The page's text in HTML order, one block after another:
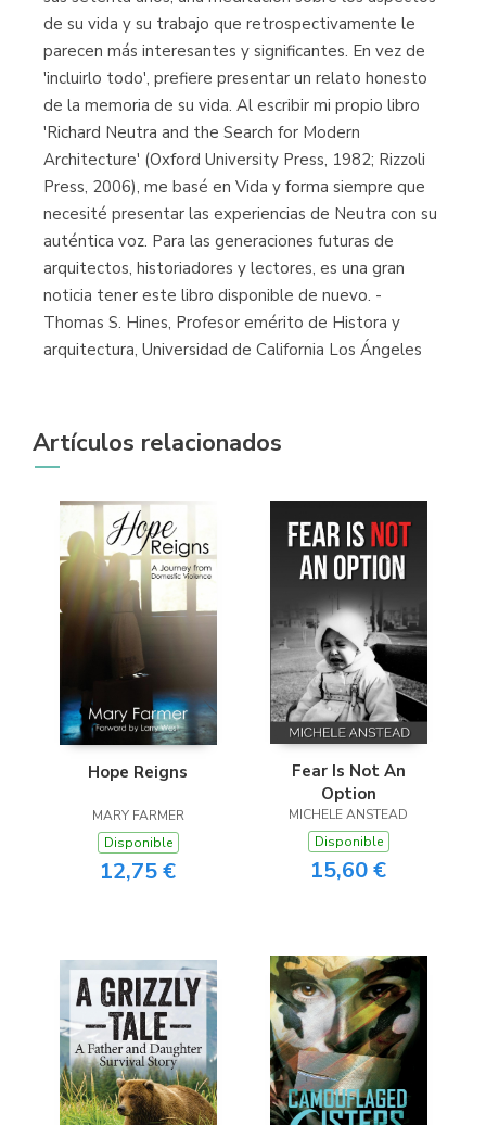
de su vida y su trabajo que retrospectivamente le
parecen más interesantes y significantes. En vez de
'incluirlo todo', prefiere presentar un relato honesto
de la memoria de su vida. Al escribir mi propio libro
'Richard Neutra and the Search for Modern
Architecture' (Oxford University Press, 1982; Rizzoli
Press, 2006), me basé en Vida y forma siempre que
necesité presentar las experiencias de Neutra con su
auténtica voz. Para las generaciones futuras de
arquitectos, historiadores y lectores, es una gran
noticia tener este libro disponible de nuevo. -
Thomas S. Hines, Profesor emérito de Histora y
arquitectura, Universidad de California Los Ángeles
Artículos relacionados
Hope Reigns
MARY FARMER
Disponible
12,75 €
Fear Is Not An
Option
MICHELE ANSTEAD
Disponible
15,60 €